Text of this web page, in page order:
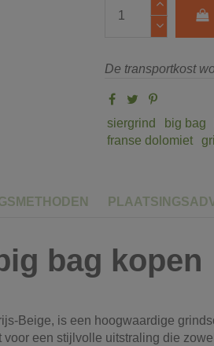
De transportkost
siergrind big bag
franse dolomiet
bag kopen
Beige, is een hoogwaardige
een stijlvolle uitstraling die